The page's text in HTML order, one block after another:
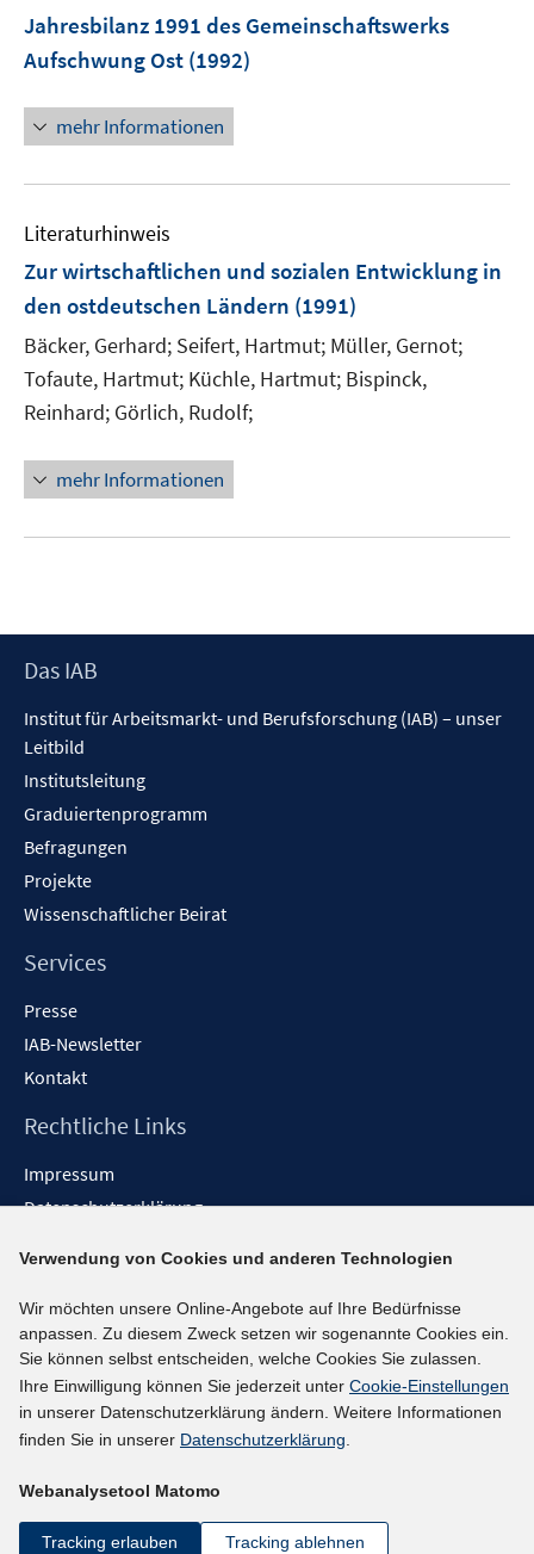
Jahresbilanz 1991 des Gemeinschaftswerks
Aufschwung Ost (1992)
mehr Informationen
Literaturhinweis
Zur wirtschaftlichen und sozialen Entwicklung in
den ostdeutschen Ländern (1991)
Bäcker, Gerhard; Seifert, Hartmut; Müller, Gernot;
Tofaute, Hartmut; Küchle, Hartmut; Bispinck,
Reinhard; Görlich, Rudolf;
mehr Informationen
Footer
Das IAB
Institut für Arbeitsmarkt- und Berufsforschung (IAB) – unser
Leitbild
Institutsleitung
Graduiertenprogramm
Befragungen
Projekte
Wissenschaftlicher Beirat
Services
Presse
IAB-Newsletter
Kontakt
Rechtliche Links
Impressum
Datenschutzerklärung
Barrieren melden
Social-Media-Kanäle
BlueSky
YouTube
LinkedIn
kununu
Netiquette
Verwendung von Cookies und anderen Technologien
Wir möchten unsere Online-Angebote auf Ihre Bedürfnisse
anpassen. Zu diesem Zweck setzen wir sogenannte Cookies ein.
Sie können selbst entscheiden, welche Cookies Sie zulassen.
Ihre Einwilligung können Sie jederzeit unter Cookie-Einstellungen
in unserer Datenschutzerklärung ändern. Weitere Informationen
finden Sie in unserer Datenschutzerklärung.
Webanalysetool Matomo
Tracking erlauben Tracking ablehnen